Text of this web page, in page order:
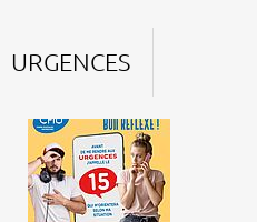
URGENCES